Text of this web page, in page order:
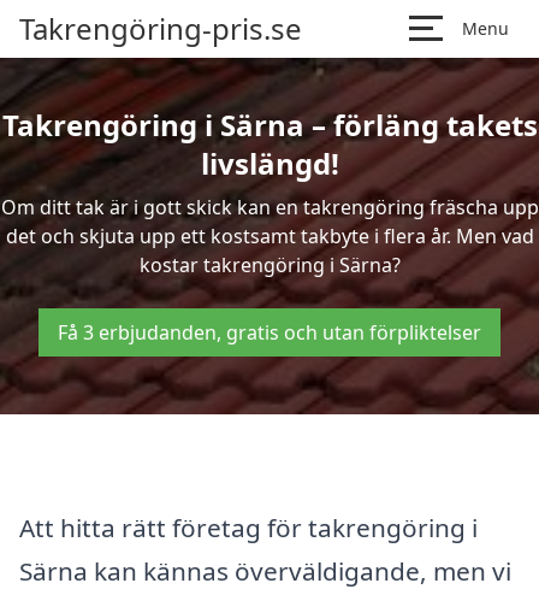
Takrengöring-pris.se Menu
Takrengöring i Särna – förläng takets
livslängd!
Om ditt tak är i gott skick kan en takrengöring fräscha upp
det och skjuta upp ett kostsamt takbyte i flera år. Men vad
kostar takrengöring i Särna?
Få 3 erbjudanden, gratis och utan förpliktelser
Att hitta rätt företag för takrengöring i
Särna kan kännas överväldigande, men vi